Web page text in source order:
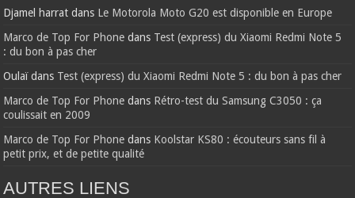
Djamel harrat dans Le Motorola Moto G20 est disponible en Europe
Marco de Top For Phone dans Test (express) du Xiaomi Redmi Note 5
: du bon à pas cher
Oulaïdans Test (express) du Xiaomi Redmi Note 5 : du bon à pas cher
Marco de Top For Phone dans Rétro-test du Samsung C3050 : ça
coulissait en 2009
Marco de Top For Phone dans Koolstar KS80 : écouteurs sans fil à
petit prix, et de petite qualité
AUTRES LIENS